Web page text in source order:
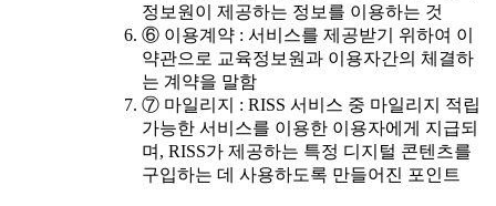
정보원이 제공하는 정보를 이용하는 것
⑥ 이용계약 : 서비스를 제공받기 위하여 이
약관으로 교육정보원과 이용자간의 체결하
는 계약을 말함
⑦ 마일리지 : RISS 서비스 중 마일리지 적립
가능한 서비스를 이용한 이용자에게 지급되
며, RISS가 제공하는 특정 디지털 콘텐츠를
구입하는 데 사용하도록 만들어진 포인트